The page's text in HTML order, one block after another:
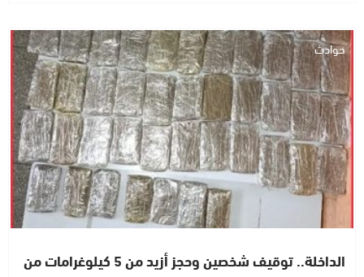
حوادث
الداخلة.. توقيف شخصين وحجز أزيد من 5 كيلوغرامات من